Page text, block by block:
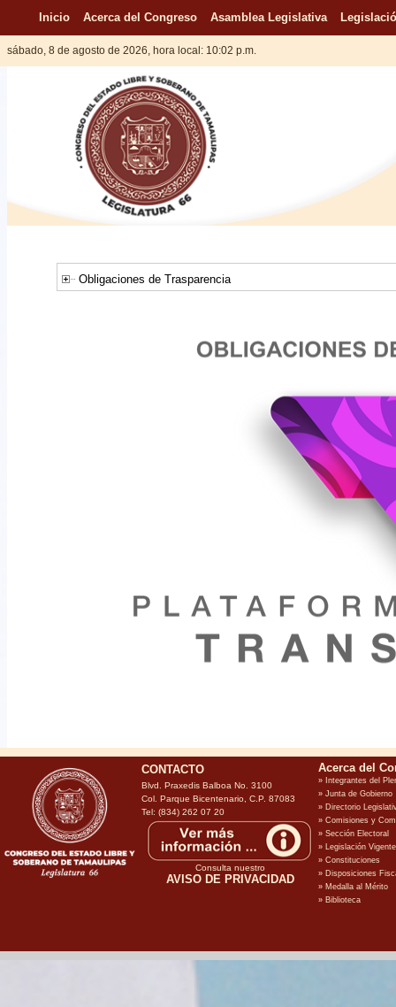
Inicio Acerca del Congreso Asamblea Legislativa
sábado, 8 de agosto de 2026, hora local: 10:02 p.m.
CONTACTO
Blvd. Praxedis Balboa No. 3100
Col. Parque Bicentenario, C.P. 87083
Tel: (834) 262 07 20
Consulta nuestro
AVISO DE PRIVACIDAD